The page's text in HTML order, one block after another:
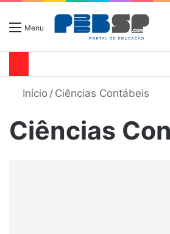
Menu
Início / Ciências Contábeis
Ciências